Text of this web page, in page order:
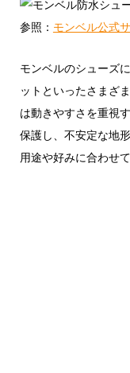
参照： モンベル公式
モンベルのシューズ
ットといったさまざ
は動きやすさを重視
保護し、不安定な地
用途や好みに合わせ